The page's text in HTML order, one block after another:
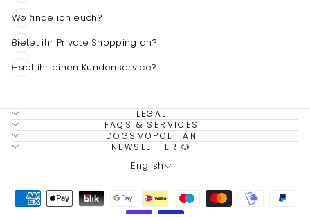
Wo finde ich euch?
Bietet ihr Private Shopping an?
Habt ihr einen Kundenservice?
LEGAL
FAQS & SERVICES
DOGSMOPOLITAN
NEWSLETTER 🐶
LANGUAGE
English
Carolin France
schnelle Lieferung, alles ganz
Facebook
Sandra Nolte-Hemgesberg
Verifizierter Kunde
gute Qualität und super Service. Wenn ich
Die Lieferung erfolgt sehr schnell und die
Ware ist immer sehr liebevoll verpackt.
Twitter
Facebook